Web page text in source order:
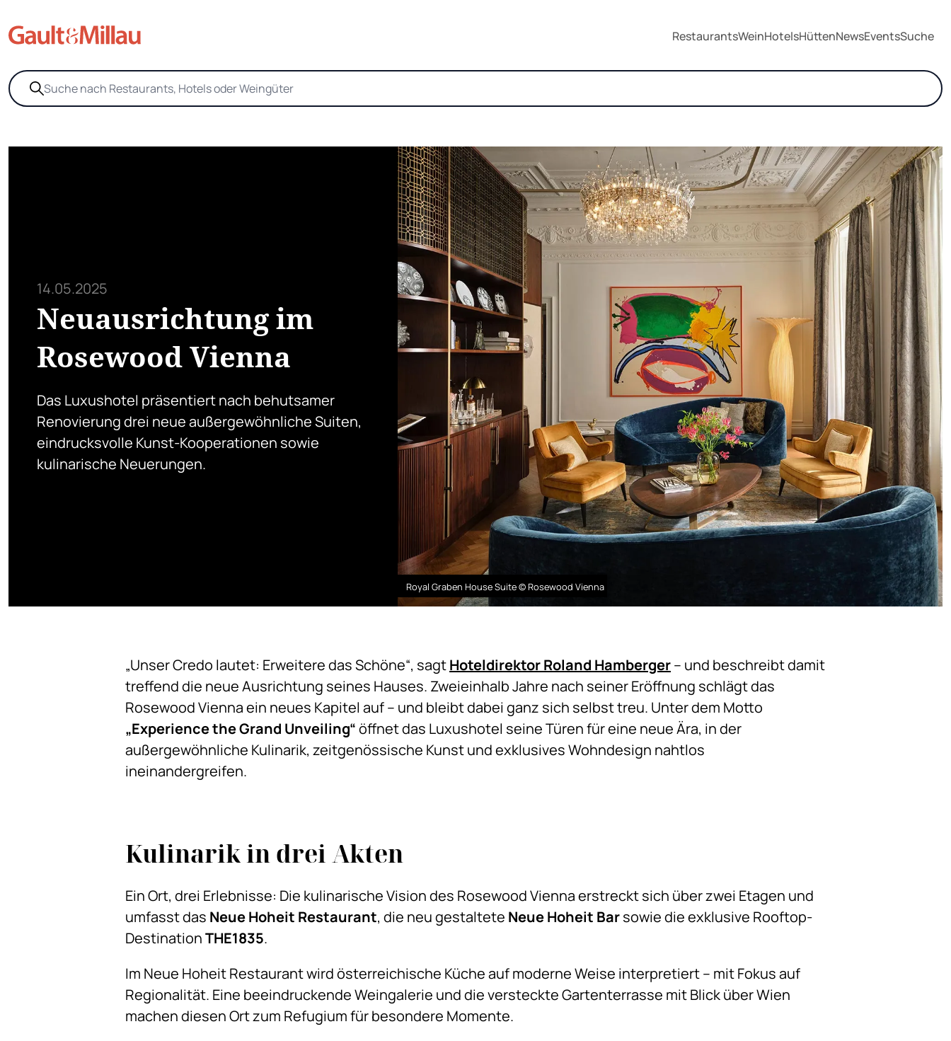
RestaurantsWeinHotelsHüttenNewsEventsSuche
14.05.2025
Neuausrichtung im
Rosewood Vienna
Das Luxushotel präsentiert nach behutsamer
Renovierung drei neue außergewöhnliche Suiten,
eindrucksvolle Kunst-Kooperationen sowie
kulinarische Neuerungen.
Royal Graben House Suite © Rosewood Vienna
„Unser Credo lautet: Erweitere das Schöne“, sagtHoteldirektor Roland Hamberger– und beschreibt damit
treffend die neue Ausrichtung seines Hauses. Zweieinhalb Jahre nach seiner Eröffnung schlägt das
Rosewood Vienna ein neues Kapitel auf – und bleibt dabei ganz sich selbst treu. Unter dem Motto
„Experience the Grand Unveiling“öffnet das Luxushotel seine Türen für eine neue Ära, in der
außergewöhnliche Kulinarik, zeitgenössische Kunst und exklusives Wohndesign nahtlos
ineinandergreifen.
Kulinarik in drei Akten
Ein Ort, drei Erlebnisse: Die kulinarische Vision des Rosewood Vienna erstreckt sich über zwei Etagen und
umfasst das Neue Hoheit Restaurant, die neu gestaltete Neue Hoheit Barsowie die exklusive Rooftop-
DestinationTHE1835.
Im Neue Hoheit Restaurant wird österreichische Küche auf moderne Weise interpretiert – mit Fokus auf
Regionalität. Eine beeindruckende Weingalerie und die versteckte Gartenterrasse mit Blick über Wien
machen diesen Ort zum Refugium für besondere Momente.